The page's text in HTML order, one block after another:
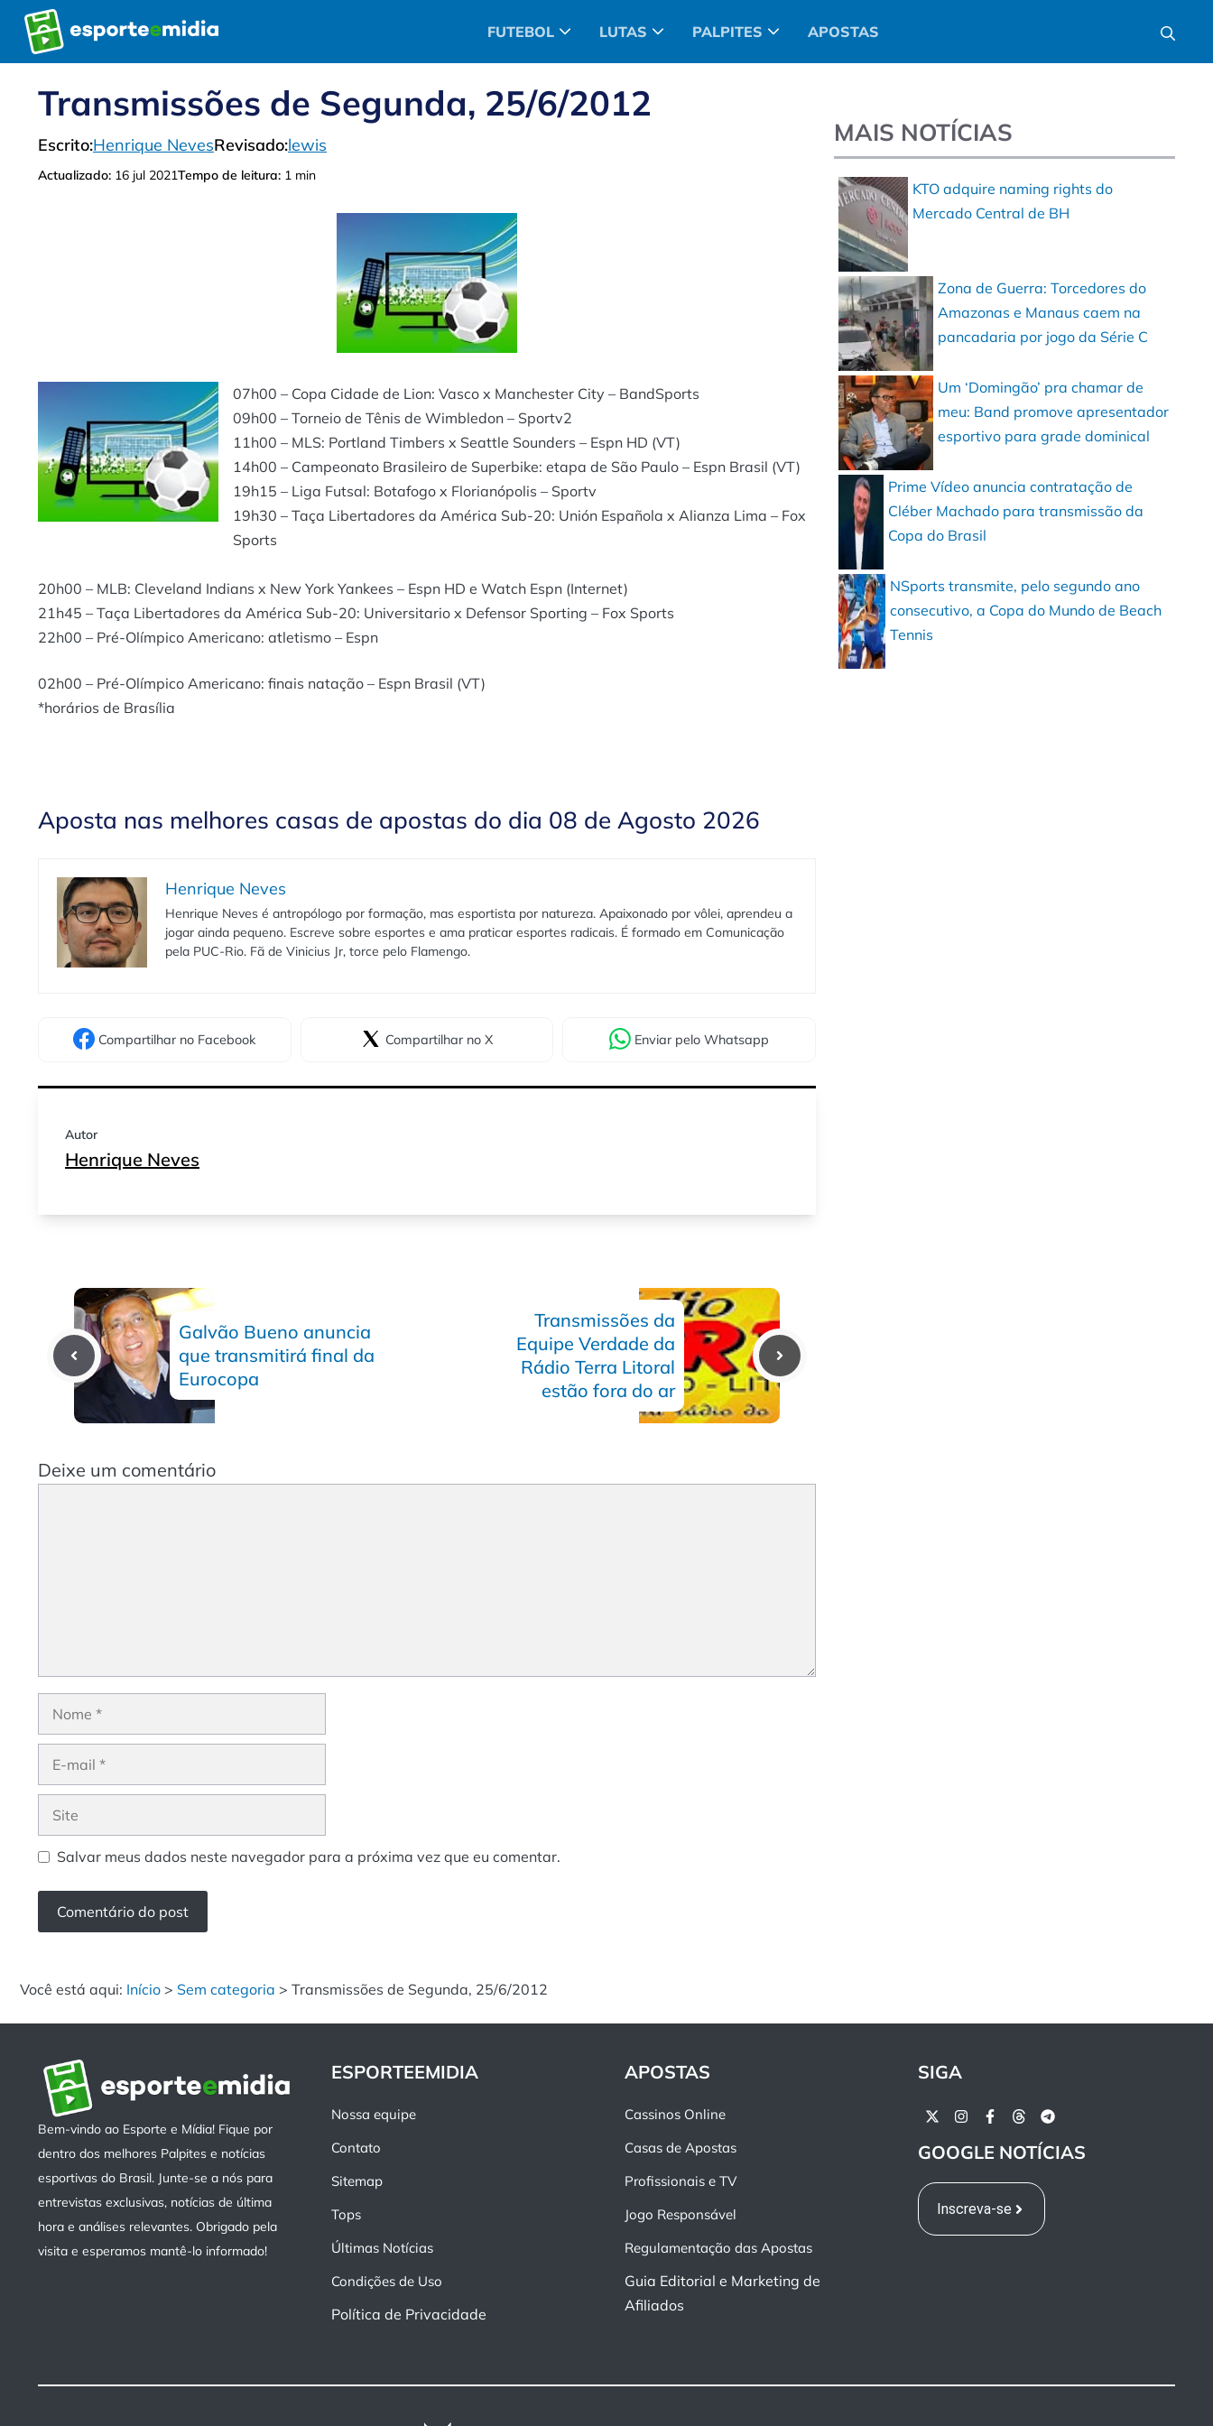
Pular
para
o
FUTEBOL LUTAS PALPITES APOSTAS
Transmissões de Segunda, 25/6/2012
Escrito:Henrique NevesRevisado:lewis
Actualizado: 16 jul 2021Tempo de leitura: 1 min
07h00 – Copa Cidade de Lion: Vasco x Manchester City – BandSports
09h00 – Torneio de Tênis de Wimbledon – Sportv2
11h00 – MLS: Portland Timbers x Seattle Sounders – Espn HD (VT)
14h00 – Campeonato Brasileiro de Superbike: etapa de São Paulo – Espn Brasil (VT)
19h15 – Liga Futsal: Botafogo x Florianópolis – Sportv
19h30 – Taça Libertadores da América Sub-20: Unión Española x Alianza Lima – Fox
Sports
20h00 – MLB: Cleveland Indians x New York Yankees – Espn HD e Watch Espn (Internet)
21h45 – Taça Libertadores da América Sub-20: Universitario x Defensor Sporting – Fox Sports
22h00 – Pré-Olímpico Americano: atletismo – Espn
02h00 – Pré-Olímpico Americano: finais natação – Espn Brasil (VT)
*horários de Brasília
Aposta nas melhores casas de apostas do dia 08 de Agosto 2026
Henrique Neves
Henrique Neves é antropólogo por formação, mas esportista por natureza. Apaixonado por vôlei, aprendeu a
jogar ainda pequeno. Escreve sobre esportes e ama praticar esportes radicais. É formado em Comunicação
pela PUC-Rio. Fã de Vinicius Jr, torce pelo Flamengo.
Compartilhar no Facebook Compartilhar no X Enviar pelo Whatsapp
Autor
Henrique Neves
Galvão Bueno anuncia
que transmitirá final da
Eurocopa
Transmissões da
Equipe Verdade da
Rádio Terra Litoral
estão fora do ar
Deixe um comentário
Nome
Site
Salvar meus dados neste navegador para a próxima vez que eu comentar.
MAIS NOTÍCIAS
KTO adquire naming rights do
Mercado Central de BH
Zona de Guerra: Torcedores do
Amazonas e Manaus caem na
pancadaria por jogo da Série C
Um ‘Domingão’ pra chamar de
meu: Band promove apresentador
esportivo para grade dominical
Prime Vídeo anuncia contratação de
Cléber Machado para transmissão da
Copa do Brasil
NSports transmite, pelo segundo ano
consecutivo, a Copa do Mundo de Beach
Tennis
Você está aqui: Início > Sem categoria > Transmissões de Segunda, 25/6/2012
Bem-vindo ao Esporte e Mídia! Fique por
dentro dos melhores Palpites e notícias
esportivas do Brasil. Junte-se a nós para
entrevistas exclusivas, notícias de última
hora e análises relevantes. Obrigado pela
visita e esperamos mantê-lo informado!
ESPORTEEMIDIA
Nossa equipe
Contato
Sitemap
Tops
Últimas Notícias
Condições de Uso
Política de Privacidade
APOSTAS
Cassinos Online
Casas de Apostas
Profissionais e TV
Jogo Responsável
Regulamentação das Apostas
Guia Editorial e Marketing de
Afiliados
SIGA
GOOGLE NOTÍCIAS
Inscreva-se